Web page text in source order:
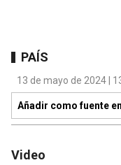
PAÍS
13 de mayo de 2024 |
Añadir como fuente en
Video